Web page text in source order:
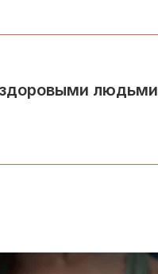
здоровыми людьми